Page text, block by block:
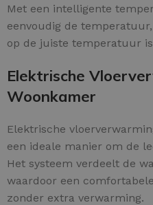
Met een intelligente
eenvoudig de
op de juiste temperatuur
Elektrische
Woonkamer
Elektrische
een ideale manier om de
Het systeem verdeelt de
waardoor een
zonder extra verwarming.